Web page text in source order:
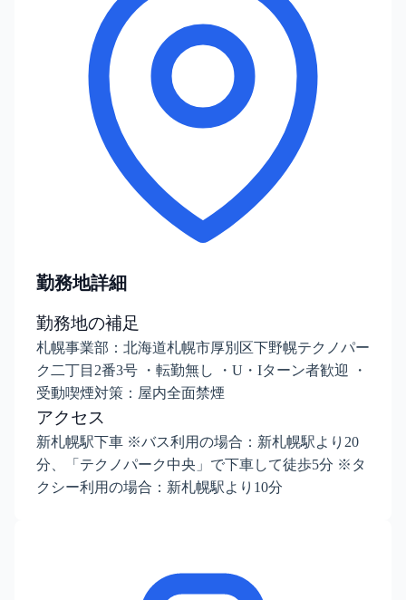
勤務地詳細
勤務地の補足
札幌事業部：北海道札幌市厚別区下野幌テクノパー
ク二丁目2番3号 ・転勤無し ・U・Iターン者歓迎 ・
受動喫煙対策：屋内全面禁煙
アクセス
新札幌駅下車 ※バス利用の場合：新札幌駅より20
分、「テクノパーク中央」で下車して徒歩5分 ※タ
クシー利用の場合：新札幌駅より10分